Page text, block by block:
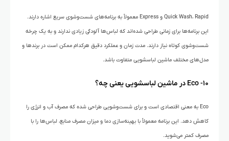
Quick Wash، Rapid و Express معمولاً به برنامه‌های شست‌وشوی سریع اشاره دارند.
این برنامه‌ها برای زمانی طراحی شده‌اند که لباس‌ها آلودگی زیادی ندارند و به یک چرخه
شست‌وشوی کوتاه نیاز دارند. مدت زمان و عملکرد دقیق هرکدام ممکن است در برندها و
مدل‌های مختلف ماشین لباسشویی متفاوت باشد.
۱۰- Eco در ماشین لباسشویی یعنی چه؟
Eco به معنی اقتصادی است و برای شست‌وشویی طراحی شده که مصرف آب و انرژی را
کاهش دهد. این برنامه معمولاً با بهینه‌سازی دما و میزان مصرف منابع، لباس‌ها را با
مصرف کمتر می‌شوید.